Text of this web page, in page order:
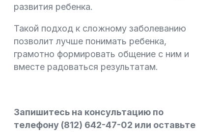
развития ребенка.
Такой подход к сложному заболеванию
позволит лучше понимать ребенка,
грамотно формировать общение с ним и
вместе радоваться результатам.
Запишитесь на консультацию по
телефону (812) 642-47-02 или оставьте